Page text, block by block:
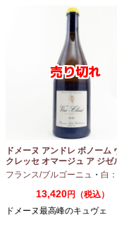
ドメーヌ アンドレ ボノーム
クレッセ オマージュ ア ジゼ
ノーム 2023 750ml
フランス/ブルゴーニュ ・ 白：
13,420円（税込）
ドメーヌ最高峰のキュヴェ